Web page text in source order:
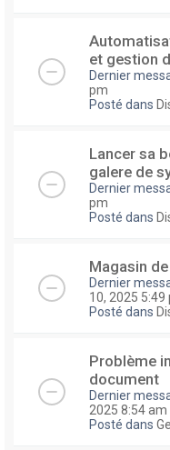
et gestion
Dernier
pm
Posté dans
Lancer sa
galere de
Dernier
pm
Posté dans
Magasin
Dernier
10, 2025 5:49
Posté dans
Problème
document
Dernier
2025 8:54 am
Posté dans